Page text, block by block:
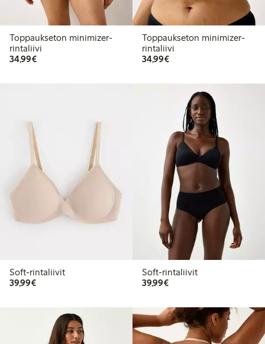
Toppaukseton minimizer-
rintaliivi
34,99€34,99 €
Toppaukseton minimizer-
rintaliivi
34,99€34,99 €
Soft-rintaliivit
39,99€39,99 €
Soft-rintaliivit
39,99€39,99 €